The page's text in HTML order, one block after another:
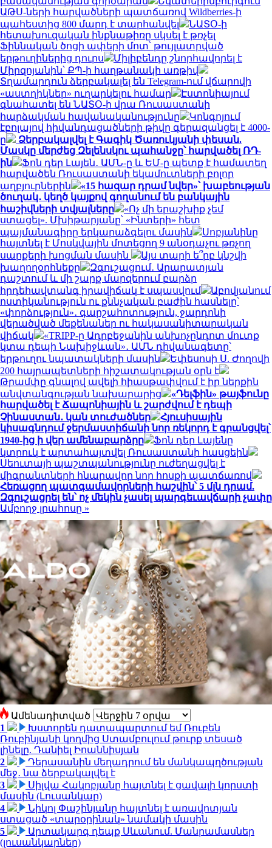
ԱԹՍ-ների հարվածների պատճառով Wildberries-ի
պահեստից 800 մարդ է տարհանվել
ՆԱՏՕ-ի
հետախուզական ինքնաթիռը սկսել է թռչել
Ֆիննական ծոցի ափերի մոտ՝ թույլատրված
երթուղիներից դուրս
Միլիբենդը շնորհավորել է
Միրզոյանին՝ ՔՊ-ի հաղթանակի առթիվ
Տղամարդուն ձերբակալել են Telegram-ում վճարովի
«աստղիկներ» ուղարկելու համար
Էստոնիայում
գնահատել են ՆԱՏՕ-ի վրա Ռուսաստանի
հարձակման հավանականությունը
Կոնգոյում
էբոլայով հիվանդացածների թիվը գերազանցել է 4000-
ը
Ձերբակալվել է Գագիկ Ծառուկյանի փեսան.
Մասկը մերժեց Զելենսկու պահանջը՝ հարվածել ՌԴ-
ին
Ֆոն դեր Լայեն․ ԱՄՆ-ը և ԵՄ-ը պետք է համատեղ
հարվածեն Ռուսաստանի եկամուտների բոլոր
աղբյուրներին
«15 հազար դրամ նվեր»՝ խաբեության
ծուղակ․ կեղծ կայքով գողանում են բանկային
հաշիվների տվյալները
«Ոչ մի երաշխիք չեմ
ստացել». Մխիթարյանը՝ «Ինտերի» հետ
պայմանագիրը երկարաձգելու մասին
Սոբյանինը
հայտնել է Մոսկվային մոտեցող 9 անօդաչու թռչող
սարքերի խոցման մասին
Այս տարի ե՞րբ կնշվի
խաղողօրհնեքը
Զգուշացում․ Արարատյան
դաշտում և մի շարք մարզերում բարձր
հրդեհավտանգ իրավիճակ է սպասվում
Աբովյանում
ոստիկանություն ու քննչական բաժին հասնելը՝
«փորձություն»․ գարշահոտություն, ջարդոնի
վերածված մեքենաներ ու հակասանիտարական
վիճակ
«TRIPP-ը Ադրբեջանին անխոչընդոտ մուտք
կտա դեպի Նախիջևան»․ ԱՄՆ դիվանագետը՝
երթուղու նպատակների մասին
Եփեսոսի Ս. Ժողովի
200 հայրապետների հիշատակության օրն է
Թրամփը գնալով ավելի հիասթափվում է իր ներքին
անվտանգության նախարարից
«Դելֆին» թայֆունը
հարվածել է Ճապոնիային և շարժվում է դեպի
Չինաստան․ կան տուժածներ
Հյուսիսային
կիսագնդում ջերմաստիճանի նոր ռեկորդ է գրանցվել՝
1940-ից ի վեր ամենաբարձրը
Ֆոն դեր Լայենը
կտրուկ է արտահայտվել Ռուսաստանի հասցեին
Սեուտայի ​​պաշտպանությունը ուժեղացվել է
միգրանտների հնարավոր նոր հոսքի պատճառով
Հեռացող պատգամավորների հաշվին՝ 5 մլն դրամ.
Զգուշացրել են՝ ոչ մեկին չասել պարգեւավճարի չափը
Ամբողջ լրահոսը »
Ամենադիտված
1
Խստորեն դատապարտում եմ Ռուբեն
Ռուբինյանի կողմից Ստամբուլում թուրք տեսած
լինելը. Դանիել Իոաննիսյան
2
Դերասանին մեղադրում են մանկապղծության
մեջ․ նա ձերբակալվել է
3
Սիլվա Հակոբյանը հայտնել է ցավալի կորստի
մասին (Լուսանկար)
4
Նիկոլ Փաշինյանը հայտնել է առավոտյան
ստացած «տարօրինակ» նամակի մասին
5
Արտակարգ դեպք Սևանում. Մանրամասներ
(լուսանկարներ)